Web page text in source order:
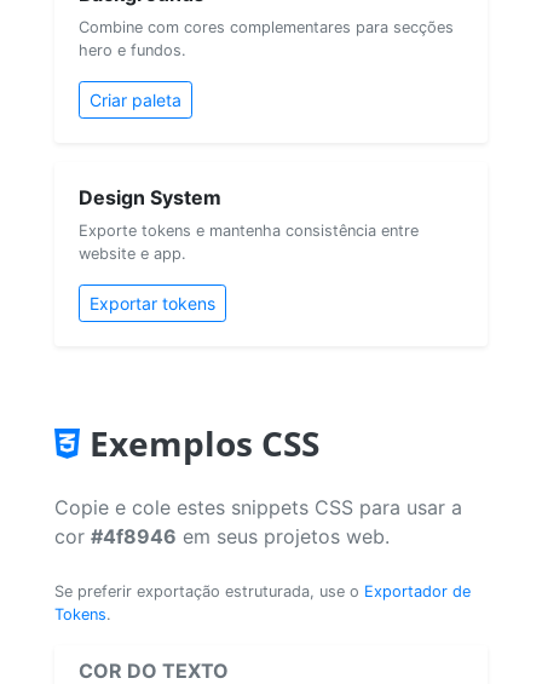
Combine com cores complementares para secções
hero e fundos.
Criar paleta
Design System
Exporte tokens e mantenha consistência entre
website e app.
Exportar tokens
Exemplos CSS
Copie e cole estes snippets CSS para usar a
cor #4f8946 em seus projetos web.
Se preferir exportação estruturada, use o Exportador de
Tokens.
COR DO TEXTO